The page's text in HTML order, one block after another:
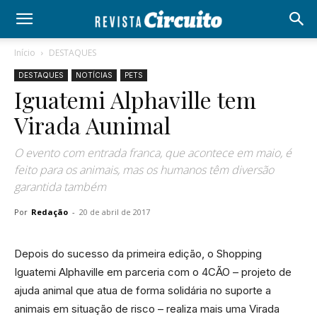
Início DESTAQUES
DESTAQUES NOTÍCIAS PETS
Iguatemi Alphaville tem
Virada Aunimal
O evento com entrada franca, que acontece em maio, é
feito para os animais, mas os humanos têm diversão
garantida também
Por Redação - 20 de abril de 2017
Depois do sucesso da primeira edição, o Shopping
Iguatemi Alphaville em parceria com o 4CÃO – projeto de
ajuda animal que atua de forma solidária no suporte a
animais em situação de risco – realiza mais uma Virada